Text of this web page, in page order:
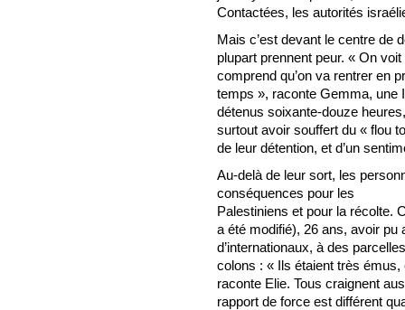
Contactées, les autorités
Mais c’est devant le centre de
plupart prennent peur. « On
comprend qu’on va rentrer en
temps », raconte Gemma, une
détenus soixante-douze
surtout avoir souffert du « flou
de leur détention, et d’un
Au-delà de leur sort, les
conséquences pour les
Palestiniens et pour la récolte.
a été modifié), 26 ans, avoir pu
d’internationaux, à des
colons : « Ils étaient très émus,
raconte Elie. Tous craignent
rapport de force est différent